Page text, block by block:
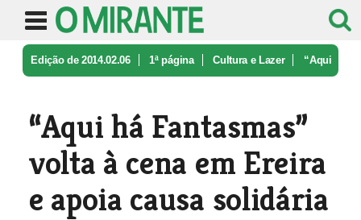
Edição de 2014.02.06 1ª página Cultura e Lazer “Aqui
“Aqui há Fantasmas”
volta à cena em Ereira
e apoia causa solidária